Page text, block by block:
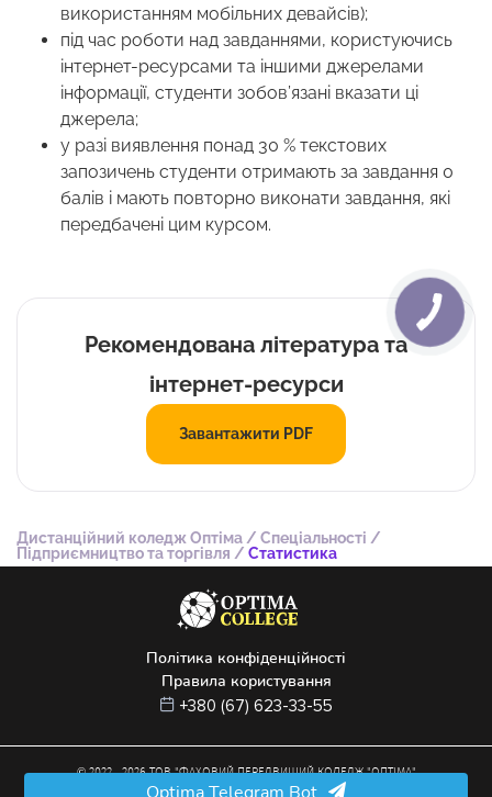
використанням мобільних девайсів);
під час роботи над завданнями, користуючись
інтернет-ресурсами та іншими джерелами
інформації, студенти зобов’язані вказати ці
джерела;
у разі виявлення понад 30 % текстових
запозичень студенти отримають за завдання 0
балів і мають повторно виконати завдання, які
передбачені цим курсом.
Рекомендована література та
інтернет-ресурси
Завантажити PDF
Дистанційний коледж Оптіма/ Спеціальності /
Підприємництво та торгівля / Статистика
Політика конфіденційності
Правила користування
+380 (67) 623-33-55
© 2022 –2026ТОВ "ФАХОВИЙ ПЕРЕДВИЩИЙ КОЛЕДЖ "ОПТІМА"